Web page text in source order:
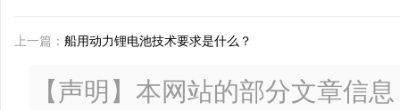
上一篇： 船用动力锂电池技术要求是什么？
【声明】本网站的部分文章信